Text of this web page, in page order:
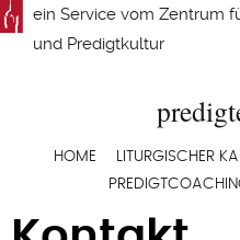
Direkt
zum
ein Service vom Zentrum
und Predigtkultur
HOME LITURGISCHER